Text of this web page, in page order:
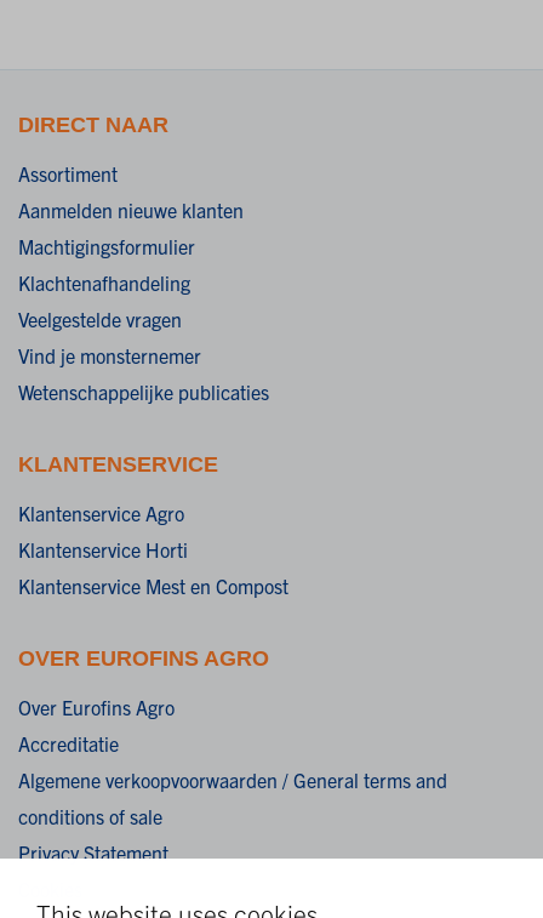
DIRECT NAAR
Assortiment
Aanmelden nieuwe klanten
Machtigingsformulier
Klachtenafhandeling
Veelgestelde vragen
Vind je monsternemer
Wetenschappelijke publicaties
KLANTENSERVICE
Klantenservice Agro
Klantenservice Horti
Klantenservice Mest en Compost
OVER EUROFINS AGRO
Over Eurofins Agro
Accreditatie
Algemene verkoopvoorwaarden / General terms and
conditions of sale
Privacy Statement